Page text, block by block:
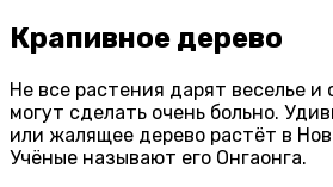
Крапивное дерево
Не все растения дарят веселье и
могут сделать очень больно.
или жалящее дерево растёт в
Учёные называют его Онгаонга.